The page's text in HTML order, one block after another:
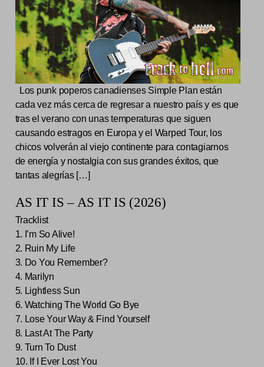
Los punk poperos canadienses Simple Plan están
cada vez más cerca de regresar a nuestro país y es que
tras el verano con unas temperaturas que siguen
causando estragos en Europa y el Warped Tour, los
chicos volverán al viejo continente para contagiarnos
de energía y nostalgia con sus grandes éxitos, que
tantas alegrías […]
AS IT IS – AS IT IS (2026)
Tracklist
1. I’m So Alive!
2. Ruin My Life
3. Do You Remember?
4. Marilyn
5. Lightless Sun
6. Watching The World Go Bye
7. Lose Your Way & Find Yourself
8. Last At The Party
9. Turn To Dust
10. If I Ever Lost You